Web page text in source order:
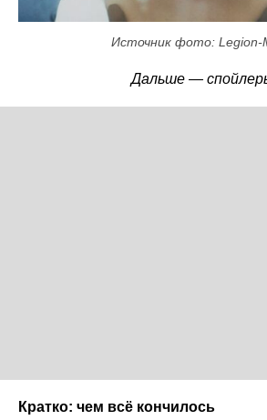
Источник фото: Legion-
Дальше —
Кратко: чем всё кончилось